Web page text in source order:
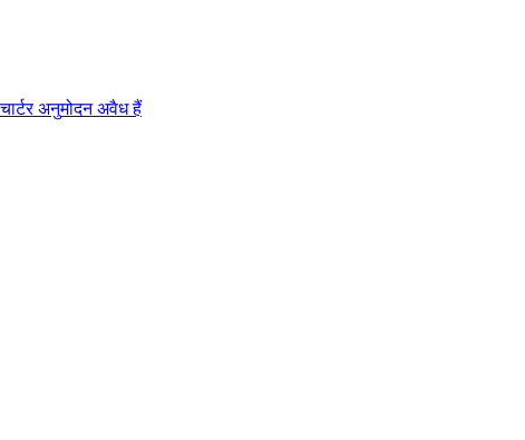
चरर अनमदन अवध ह